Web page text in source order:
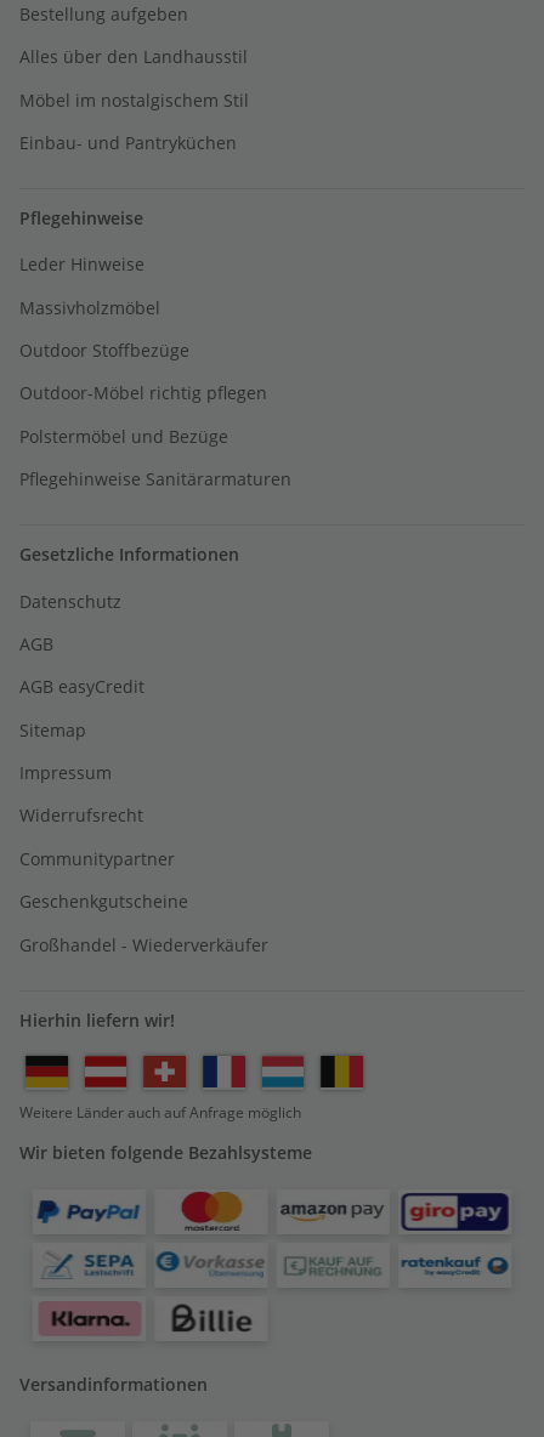
Bestellung aufgeben
Alles über den Landhausstil
Möbel im nostalgischem Stil
Einbau- und Pantryküchen
Pflegehinweise
Leder Hinweise
Massivholzmöbel
Outdoor Stoffbezüge
Outdoor-Möbel richtig pflegen
Polstermöbel und Bezüge
Pflegehinweise Sanitärarmaturen
Gesetzliche Informationen
Datenschutz
AGB
AGB easyCredit
Sitemap
Impressum
Widerrufsrecht
Communitypartner
Geschenkgutscheine
Großhandel - Wiederverkäufer
Hierhin liefern wir!
Weitere Länder auch auf Anfrage möglich
Wir bieten folgende Bezahlsysteme
Versandinformationen